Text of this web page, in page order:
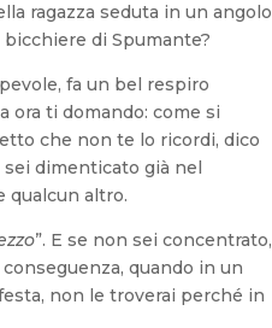
ragazza seduta in un angolo
di Spumante?
fa un bel respiro
ora ti domando: come si
che non te lo ricordi, dico
sei dimenticato già nel
qualcun altro.
”. E se non sei concentrato,
conseguenza, quando in un
non le troverai perché in